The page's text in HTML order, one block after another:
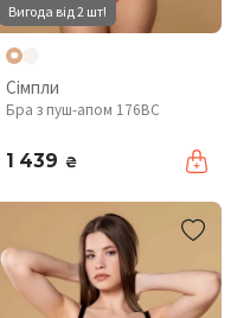
Вигода від 2 шт!
Сімпли
Бра з пуш-апом 176BC
1 439 ₴